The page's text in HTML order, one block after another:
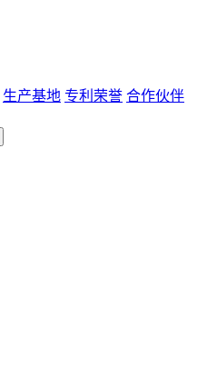
生产基地 专利荣誉 合作伙伴